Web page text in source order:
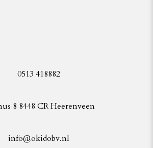
0513 418882
8 8448 CR Heerenveen
info@okidobv.nl